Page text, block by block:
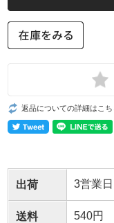
返品についての詳細はこち
出荷 3営業
送料 540円